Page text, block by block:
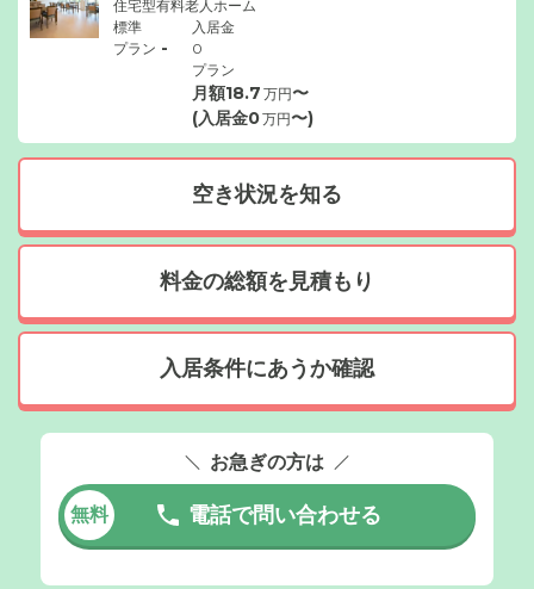
住宅型有料老人ホーム
標準
プラン -
入居金
0
プラン
月額18.7 万円〜
(入居金0万円〜)
空き状況を知る
料金の総額を見積もり
入居条件にあうか確認
お急ぎの方は
無料 電話で問い合わせる